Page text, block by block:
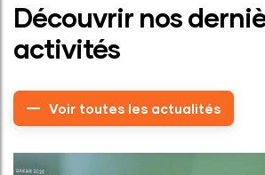
Découvrir nos
activités
Voir toutes les actualités